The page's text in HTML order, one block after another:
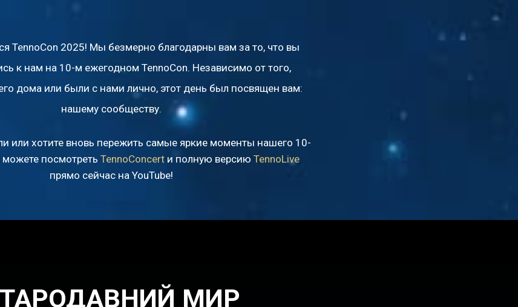
TennoCon 2025! Мы безмерно благодарны вам за то, что вы
к нам на 10-м ежегодном TennoCon. Независимо от того,
дома или были с нами лично, этот день был посвящен вам:
нашему сообществу.
или хотите вновь пережить самые яркие моменты нашего 10-
можете посмотреть TennoConcertи полную версию TennoLive
прямо сейчас на YouTube!
МИР